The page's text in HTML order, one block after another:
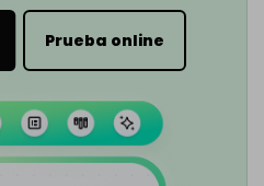
Prueba online